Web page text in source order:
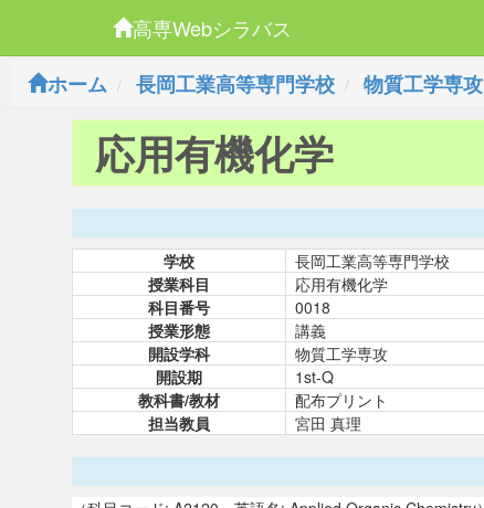
高専Webシラバス
ホーム
長岡工業高等専門学校 物質工学専攻
応用有機化学
学校 長岡工業高等専門学校
授業科目
応用有機化学
科目番号
0018
授業形態
講義
開設学科
物質工学専攻
開設期
1st-Q
教科書/教材
配布プリント
担当教員
宮田 真理